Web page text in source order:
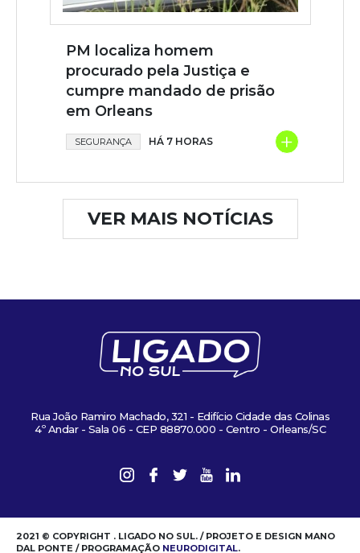
PM localiza homem
procurado pela Justiça e
cumpre mandado de prisão
em Orleans
SEGURANÇA HÁ 7 HORAS +
VER MAIS NOTÍCIAS
Rua João Ramiro Machado, 321 - Edifício Cidade das Colinas
4º Andar - Sala 06 - CEP 88870.000 - Centro - Orleans/SC
2021 © COPYRIGHT . LIGADO NO SUL. / PROJETO E DESIGN MANO
DAL PONTE / PROGRAMAÇÃO NEURODIGITAL.